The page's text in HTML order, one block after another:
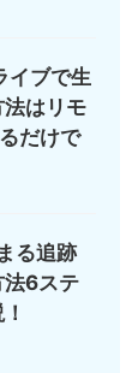
イブで生
はリモ
だけで
る追跡
法6ステ